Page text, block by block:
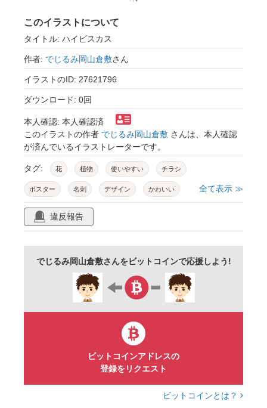
このイラストについて
タイトル: ハイビスカス
作者: でじるみ岡山倉敷さん
イラストのID: 27621796
ダウンロード: 0回
本人確認: 本人確認済
このイラストの作者 でじるみ岡山倉敷 さんは、本人確認
が済んでいるイラストレーターです。
タグ: 花 植物 使いやすい チラシ
ポスター 名刺 デザイン かわいい 全て表示 ≫
違反報告
でじるみ岡山倉敷さんをビットコインで応援しよう!
ビットコインアドレスの
登録をリクエスト
ビットコインとは？